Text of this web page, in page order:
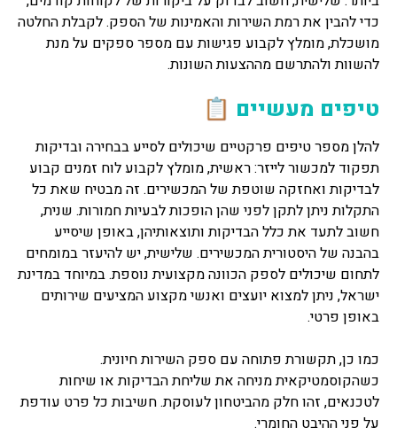
כדי להבין את רמת השירות והאמינות של הספק. לקבלת החלטה
מושכלת, מומלץ לקבוע פגישות עם מספר ספקים על מנת
להשוות ולהתרשם מההצעות השונות.
טיפים מעשיים 📋
להלן מספר טיפים פרקטיים שיכולים לסייע בבחירה ובדיקות
תפקוד למכשור לייזר: ראשית, מומלץ לקבוע לוח זמנים קבוע
לבדיקות ואחזקה שוטפת של המכשירים. זה מבטיח שאת כל
התקלות ניתן לתקן לפני שהן הופכות לבעיות חמורות. שנית,
חשוב לתעד את כלל הבדיקות ותוצאותיהן, באופן שיסייע
בהבנה של היסטורית המכשירים. שלישית, יש להיעזר במומחים
לתחום שיכולים לספק הכוונה מקצועית נוספת. במיוחד במדינת
ישראל, ניתן למצוא יועצים ואנשי מקצוע המציעים שירותים
באופן פרטי.
כמו כן, תקשורת פתוחה עם ספק השירות חיונית.
כשהקוסמטיקאית מניחה את שליחת הבדיקות או שיחות
לטכנאים, זהו חלק מהביטחון לעוסקת. חשיבות כל פרט עודפת
על פני ההיבט החומרי.